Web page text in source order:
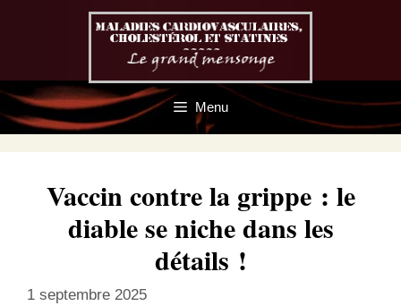
Menu
Vaccin contre la grippe : le
diable se niche dans les
détails !
1 septembre 2025